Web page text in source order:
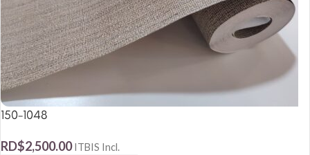
150-1048
RD$2,500.00 ITBIS Incl.